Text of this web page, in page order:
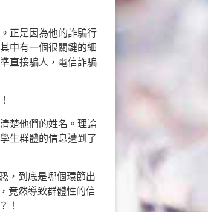
正是因為他的詐騙行
中有一個很關鍵的細
直接騙人，電信詐騙
楚他們的姓名。理論
生群體的信息遭到了
，到底是哪個環節出
竟然導致群體性的信
！